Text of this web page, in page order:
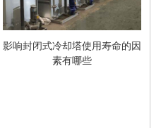
影响封闭式冷却塔使用寿命的因
素有哪些